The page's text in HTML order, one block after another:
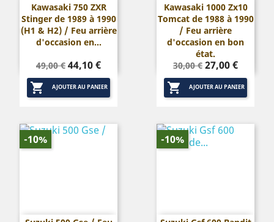
Kawasaki 750 ZXR
Stinger de 1989 à 1990
(H1 & H2) / Feu arrière
d'occasion en...
Prix
de
base
49,00 € Prix
44,10 €
 AJOUTER AU PANIER
Kawasaki 1000 Zx10
Tomcat de 1988 à 1990
/ Feu arrière
d'occasion en bon
état.
Prix
de
base
30,00 € Prix
27,00 €
 AJOUTER AU PANIER
-10% -10%